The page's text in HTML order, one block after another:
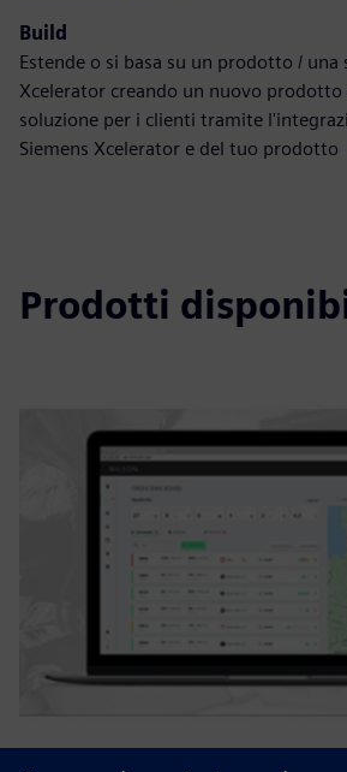
Build
Estende o si basa su un prodotto / una
Xcelerator creando un nuovo prodotto
soluzione per i clienti tramite
Siemens Xcelerator e del tuo prodotto
Prodotti